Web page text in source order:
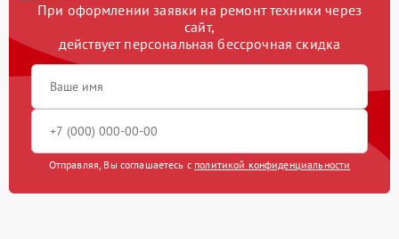
При оформлении заявки на ремонт техники через
сайт,
действует персональная бессрочная скидка
Отправляя, Вы соглашаетесь с политикой конфиденциальности